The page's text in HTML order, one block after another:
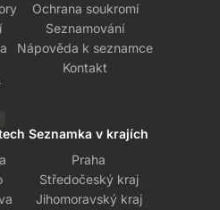
Ochrana soukromí
Seznamování
Nápověda k seznamce
Kontakt
Seznamka v krajích
Praha
Středočeský kraj
Jihomoravský kraj